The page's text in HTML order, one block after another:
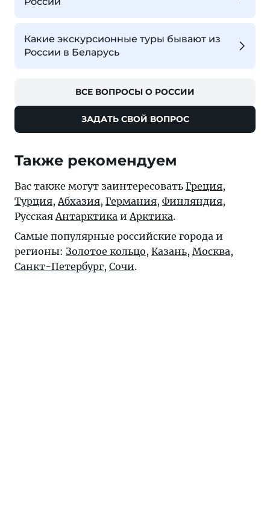
Какие экскурсионные туры бывают из
России в Беларусь
ВСЕ ВОПРОСЫ О РОССИИ
ЗАДАТЬ СВОЙ ВОПРОС
Также рекомендуем
Вас также могут заинтересовать Греция,
Турция, Абхазия, Германия, Финляндия,
Русская Антарктика и Арктика.
Самые популярные российские города и
регионы: Золотое кольцо, Казань, Москва,
Санкт-Петербург, Сочи.